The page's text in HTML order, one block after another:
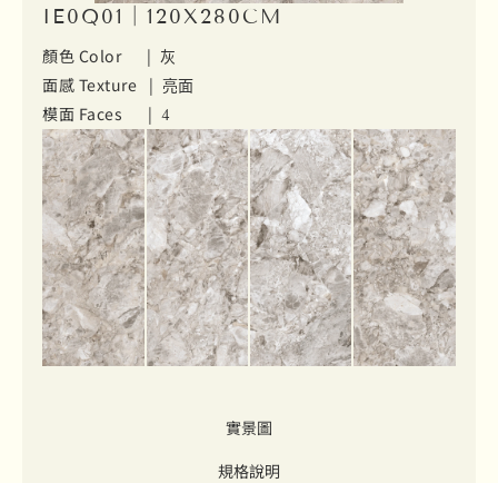
實景圖
規格說明
IE0Q01｜120X280CM
顏色 Color | 灰
面感 Texture | 亮面
模面 Faces | 4